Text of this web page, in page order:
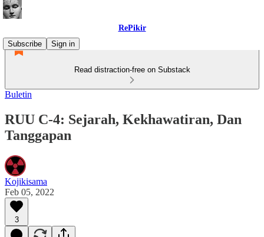
RePikir
Subscribe
Sign in
Read distraction-free on Substack
Buletin
RUU C-4: Sejarah, Kekhawatiran, Dan
Tanggapan
Kojikisama
Feb 05, 2022
3